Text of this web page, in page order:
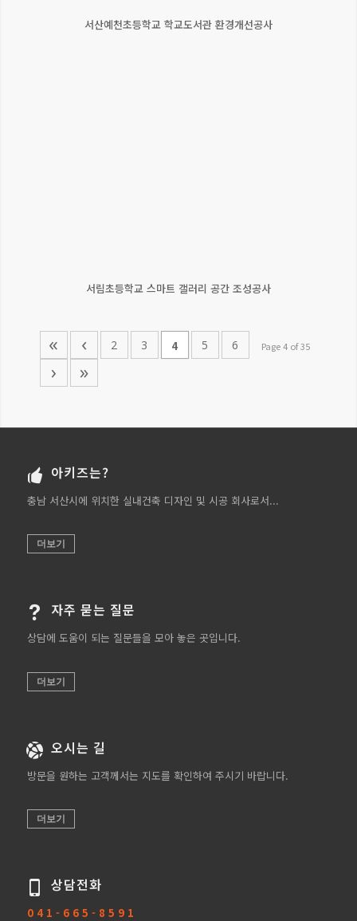
서산예천초등학교 학교도서관 환경개선공사
서림초등학교 스마트 갤러리 공간 조성공사
Page 4 of 35
« ‹ 2 3 4 5 6
› »
아키즈는?
충남 서산시에 위치한 실내건축 디자인 및 시공 회사로서...
더보기
자주 묻는 질문
상담에 도움이 되는 질문들을 모아 놓은 곳입니다.
더보기
오시는 길
방문을 원하는 고객께서는 지도를 확인하여 주시기 바랍니다.
더보기
상담전화
0 4 1 - 6 6 5 - 8 5 9 1